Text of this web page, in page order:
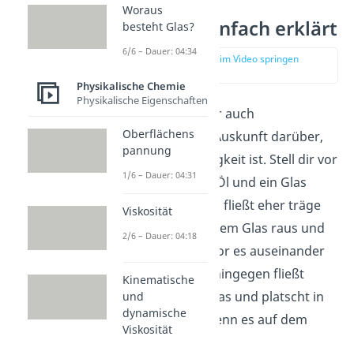
Viskosität einfach erklärt
zur Stelle im Video springen
oder auch
Zähigkeitgibt dir Auskunft darüber,
wie zäh eine Flüssigkeit ist. Stell dir vor
du kippst ein Glas Öl und ein Glas
Wasser aus. Das Öl fließt eher träge
und langsam aus dem Glas raus und
häuft sich erst bevor es auseinander
läuft. Das Wasser hingegen fließt
schnell aus dem Glas und platscht in
alle Richtungen, wenn es auf dem
Woraus
besteht Glas?
6/6 – Dauer: 04:34
Physikalische Chemie
Physikalische Eigenschaften
Oberflächens
pannung
1/6 – Dauer: 04:31
Viskosität
2/6 – Dauer: 04:18
Kinematische
und
dynamische
Viskosität